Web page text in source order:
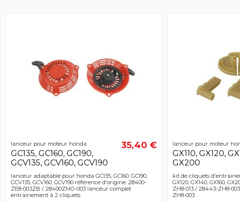
lanceur pour moteur honda
GC135, GC160, GC190,
GCV135, GCV160, GCV190
35,40 €
lanceur adaptable pour honda GC135, GC160, GC190,
GCV135, GCV160, GCV190 référence d'origine: 28400-
ZE8-003ZB / 28400ZMO-003 lanceur complet
entrainement à 2 cliquets
lanceur pour moteur
GX110, GX120,
GX200
kit de cliquets
GX120, GX140, GX160,
ZH8-013 / 28443-ZH8-
ZH8-003